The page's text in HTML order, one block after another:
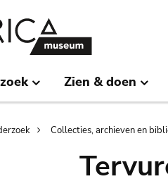
Zien & doen
Collecties, archieven en